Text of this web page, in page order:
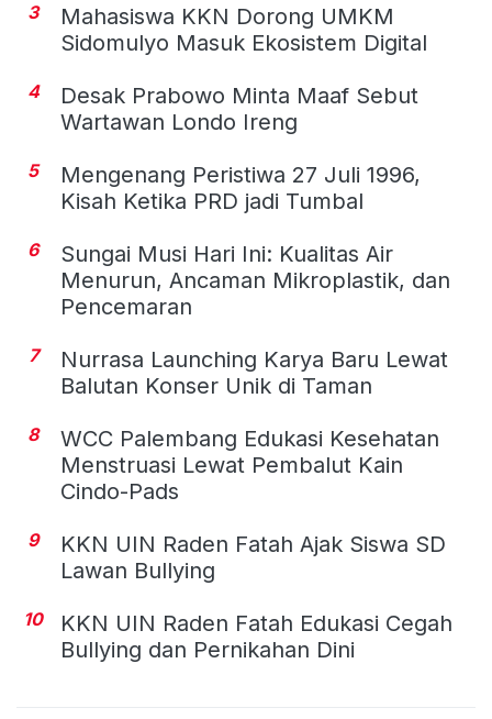
3
Mahasiswa KKN Dorong UMKM
Sidomulyo Masuk Ekosistem Digital
4
Desak Prabowo Minta Maaf Sebut
Wartawan Londo Ireng
5
Mengenang Peristiwa 27 Juli 1996,
Kisah Ketika PRD jadi Tumbal
6
Sungai Musi Hari Ini: Kualitas Air
Menurun, Ancaman Mikroplastik, dan
Pencemaran
7
Nurrasa Launching Karya Baru Lewat
Balutan Konser Unik di Taman
8
WCC Palembang Edukasi Kesehatan
Menstruasi Lewat Pembalut Kain
Cindo-Pads
9
KKN UIN Raden Fatah Ajak Siswa SD
Lawan Bullying
10
KKN UIN Raden Fatah Edukasi Cegah
Bullying dan Pernikahan Dini